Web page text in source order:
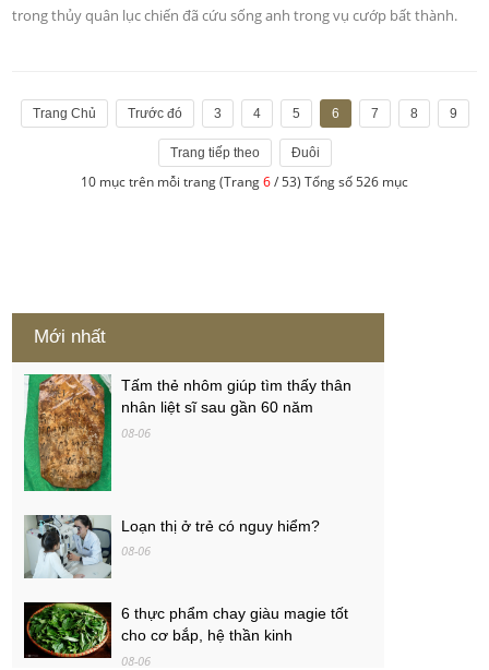
trong thủy quân lục chiến đã cứu sống anh trong vụ cướp bất thành.
Trang Chủ Trước đó 3 4 5 6 7 8 9
Trang tiếp theo Đuôi
10 mục trên mỗi trang (Trang6/ 53) Tổng số 526 mục
Mới nhất
Tấm thẻ nhôm giúp tìm thấy thân
nhân liệt sĩ sau gần 60 năm
08-06
Loạn thị ở trẻ có nguy hiểm?
08-06
6 thực phẩm chay giàu magie tốt
cho cơ bắp, hệ thần kinh
08-06